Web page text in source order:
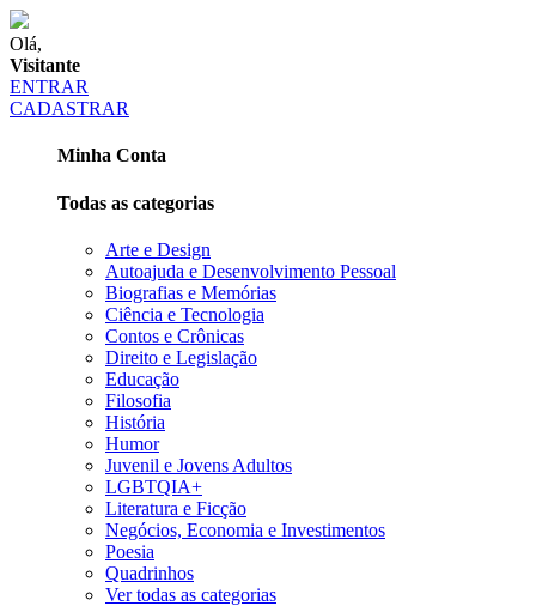
Olá,
Visitante
ENTRAR
CADASTRAR
Minha Conta
Todas as categorias
Arte e Design
Autoajuda e Desenvolvimento Pessoal
Biografias e Memórias
Ciência e Tecnologia
Contos e Crônicas
Direito e Legislação
Educação
Filosofia
História
Humor
Juvenil e Jovens Adultos
LGBTQIA+
Literatura e Ficção
Negócios, Economia e Investimentos
Poesia
Quadrinhos
Ver todas as categorias